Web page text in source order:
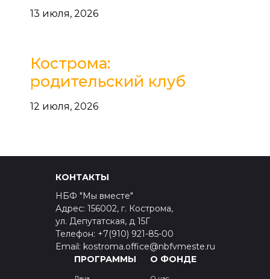
13 июля, 2026
Кострома:
родительский клуб
12 июля, 2026
КОНТАКТЫ
НБФ "Мы вместе"
Адрес: 156002, г. Кострома,
ул. Депутатская, д 15Г
Телефон: +7(910) 921-85-00
Email: kostroma.office@nbfvmeste.ru
ПРОГРАММЫ
О ФОНДЕ